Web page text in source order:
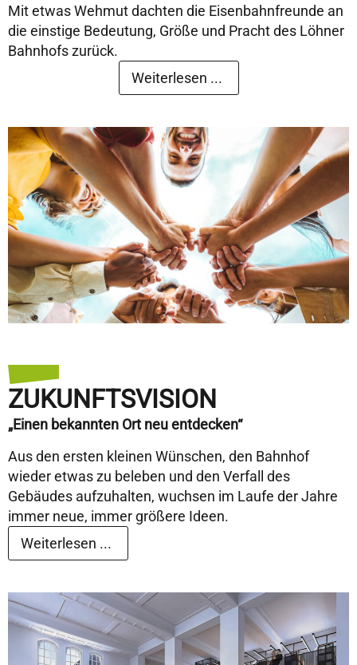
Mit etwas Wehmut dachten die Eisenbahnfreunde an
die einstige Bedeutung, Größe und Pracht des Löhner
Bahnhofs zurück.
Weiterlesen ...
ZUKUNFTSVISION
„Einen bekannten Ort neu entdecken“
Aus den ersten kleinen Wünschen, den Bahnhof
wieder etwas zu beleben und den Verfall des
Gebäudes aufzuhalten, wuchsen im Laufe der Jahre
immer neue, immer größere Ideen.
Weiterlesen ...